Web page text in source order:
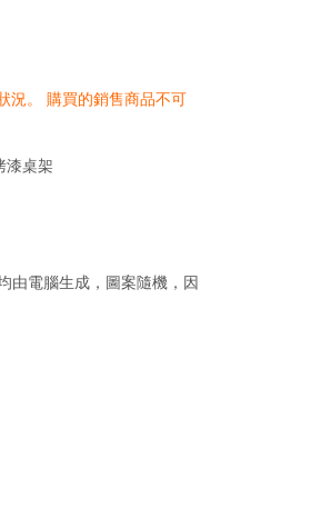
況。 購買的銷售商品不可
漆桌架
由電腦生成，圖案隨機，因